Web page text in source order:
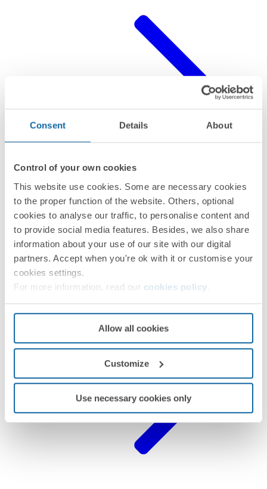
Consent Details About
Control of your own cookies
This website use cookies. Some are necessary cookies
to the proper function of the website. Others, optional
cookies to analyse our traffic, to personalise content and
to provide social media features. Besides, we also share
information about your use of our site with our digital
partners. Accept when you're ok with it or customise your
cookies settings.
For more information, read our cookies policy
Allow all cookies
Customize
Use necessary cookies only
Download Simon Human Rights policy